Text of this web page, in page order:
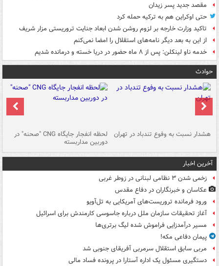
مقصد جدید پسر زیدان
حتی اوکراین هم به ترکیه حمله کرد
تاکید وزارت خارجه بر لزوم روشن شدن ابعاد جنایت تروریستی مزار شریف
از این به بعد دیگر نامه‌های استقلال را امضا نمی‌کنم
خدمه ناو لینکلن: پس از ۸ ماه حضور در دریا خسته و درمانده‌ شدیم
حوادث
هشدار نسبت به وفوع تندباد در تهران لحظه انفجار جایگاه CNG "صحنه" در
دوربین مداربسته
آخرین اخبار
زخمی شدن ۳ نظامی لبنانی در زوطر غربی
عکاسان و خبرنگاران در دفاع مقدس
ورود فرمانده تروریست‌های آمریکایی به تل‌آویو
آغاز تحقیقات سازمان ملل درباره جاسوسی کارمندش برای اسرائیل
مسیر درآمدزایی فراموش شده لیگ برتری‌ها
پیمان دفاعی مکه!
مربی سابق استقلال سرمربی آفریقای جنوبی شد
دستگیری مسئول یک اداره آستارا در پرونده فساد مالی